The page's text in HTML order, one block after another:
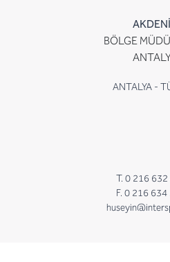
BÖLGE
ANTALYA -
T. 0 216
F. 0 216 634